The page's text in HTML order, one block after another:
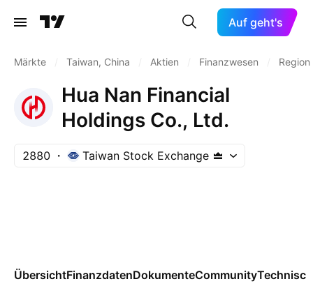
Auf geht's
Märkte Taiwan, China Aktien Finanzwesen
Hua Nan Financial
Holdings Co., Ltd.
2880 Taiwan Stock Exchange
ÜbersichtFinanzdatenDokumenteCommunity